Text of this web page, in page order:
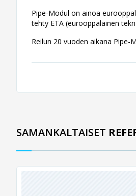
Pipe-Modul on ainoa
tehty ETA (eurooppalainen
Reilun 20 vuoden aikana
SAMANKALTAISET